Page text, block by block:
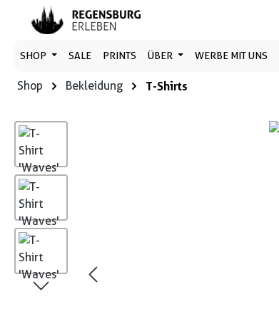
Hauptinhalt springen
Zur Suche springen
Zur Hauptnavigation springen
SHOP SALE PRINTS ÜBER WERBE MIT UNS
Shop Bekleidung T-Shirts
Bildergalerie überspringen